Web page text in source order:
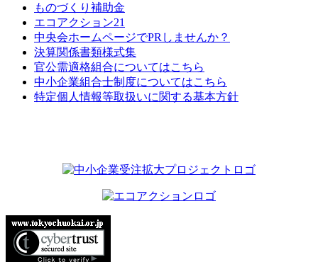
ものづくり補助金
エコアクション21
中央会ホームページでPRしませんか？
決算関係書類様式集
官公需適格組合についてはこちら
中小企業組合士制度についてはこちら
特定個人情報等取扱いに関する基本方針